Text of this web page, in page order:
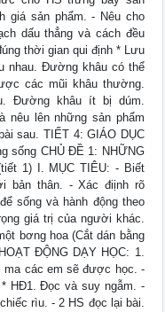
giá sản phẩm. - Nêu cho
dấu thẳng và cách đều
thời gian qui định * Lưu
nhau. Đường khâu có thể
các mũi khâu thường.
Đường khâu ít bị dúm.
nêu lên những sản phẩm
sau. TIẾT 4: GIÁO DỤC
sống CHỦ ĐỀ 1: NHỮNG
1) I. MỤC TIÊU: - Biết
bản thân. - Xác điịnh rõ
sống và hành động theo
giá trị của người khác.
bơng hoa (Cắt dán bằng
ĐỘNG DẠY HỌC: 1.
ma các em sẽ được học. -
HĐ1. Đọc và suy ngẫm. -
rìu. - 2 HS đọc lại bài.